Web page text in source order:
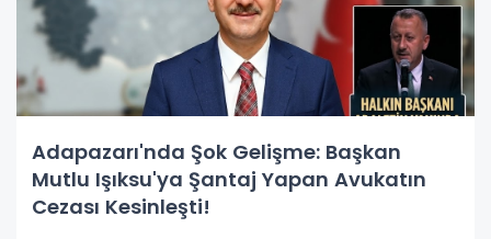
Adapazarı'nda Şok Gelişme: Başkan
Mutlu Işıksu'ya Şantaj Yapan Avukatın
Cezası Kesinleşti!